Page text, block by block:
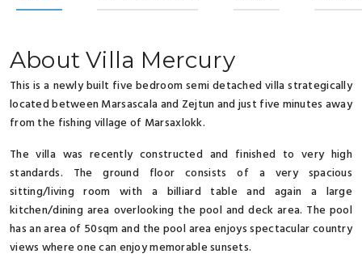
About Villa Mercury
This is a newly built five bedroom semi detached villa strategically
located between Marsascala and Zejtun and just five minutes away
from the fishing village of Marsaxlokk.
The villa was recently constructed and finished to very high
standards. The ground floor consists of a very spacious
sitting/living room with a billiard table and again a large
kitchen/dining area overlooking the pool and deck area. The pool
has an area of 50sqm and the pool area enjoys spectacular country
views where one can enjoy memorable sunsets.